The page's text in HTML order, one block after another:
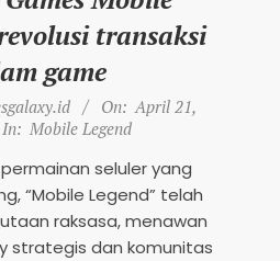
transaksi
game
On: April 21,
In: Mobile Legend
seluler yang
“Mobile Legend” telah
raksasa, menawan
strategis dan komunitas